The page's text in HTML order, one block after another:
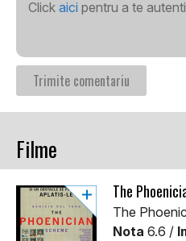
Click aici pentru a te
Filme
The
The
Nota 6.6 /